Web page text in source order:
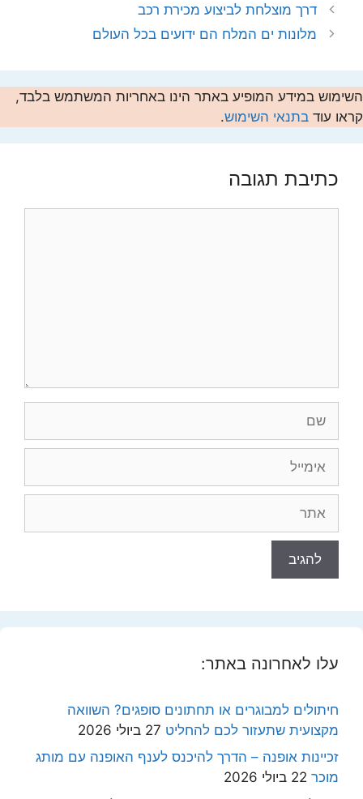
דרך מוצלחת לביצוע מכירת רכב
מלונות ים המלח הם ידועים בכל העולם
השימוש במידע המופיע באתר הינו באחריות המשתמש בלבד,
קראו עוד בתנאי השימוש.
כתיבת תגובה
עלו לאחרונה באתר:
חיתולים למבוגרים או תחתונים סופגים? השוואה
מקצועית שתעזור לכם להחליט 27 ביולי 2026
זכיינות אופנה – הדרך להיכנס לענף האופנה עם מותג
מוכר 22 ביולי 2026